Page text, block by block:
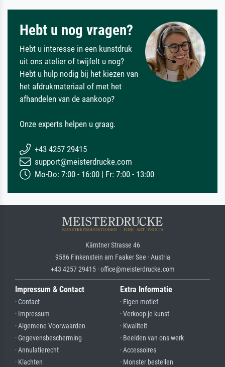
Hebt u nog vragen?
Hebt u interesse in een kunstdruk
uit ons atelier of twijfelt u nog?
Hebt u hulp nodig bij het kiezen van
het afdrukmateriaal of met het
afhandelen van de aankoop?
Onze experts helpen u graag.
+43 4257 29415
support@meisterdrucke.com
Mo-Do: 7:00 - 16:00 | Fr: 7:00 - 13:00
Kärntner Strasse 46
9586 Finkenstein am Faaker See · Austria
+43 4257 29415 · office@meisterdrucke.com
Impressum & Contact
· Contact
· Impressum
· Algemene Voorwaarden
· Gegevensbescherming
· Annulatierecht
· Klachten
Extra Informatie
· Eigen motief
· Verkoop je kunst
· Kwaliteit
· Beelden van ons werk
· Accessoires
· Monster bestellen